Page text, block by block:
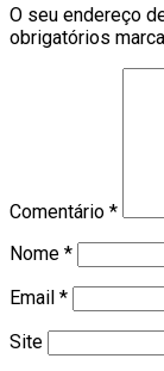
O seu endereço
obrigatórios
Comentário *
Nome *
Email *
Site